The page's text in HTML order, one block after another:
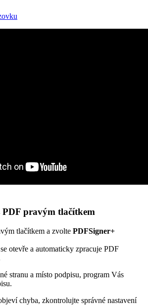
PDF pravým tlačítkem
tlačítkem a zvolte PDFSigner+
otevře a automaticky zpracuje PDF
stranu a místo podpisu, program Vás
chyba, zkontrolujte správné nastavení